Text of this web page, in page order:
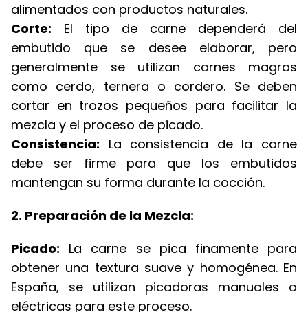
alimentados con productos naturales.
Corte: El tipo de carne dependerá del
embutido que se desee elaborar, pero
generalmente se utilizan carnes magras
como cerdo, ternera o cordero. Se deben
cortar en trozos pequeños para facilitar la
mezcla y el proceso de picado.
Consistencia: La consistencia de la carne
debe ser firme para que los embutidos
mantengan su forma durante la cocción.
2. Preparación de la Mezcla:
Picado: La carne se pica finamente para
obtener una textura suave y homogénea. En
España, se utilizan picadoras manuales o
eléctricas para este proceso.